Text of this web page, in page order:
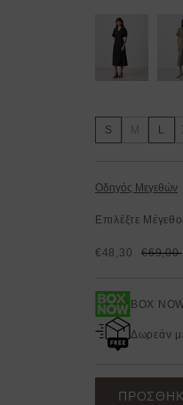
S L
Οδηγός Μεγεθών
Επιλέξτε
€48,30 €69,00
BOX
Δωρεάν